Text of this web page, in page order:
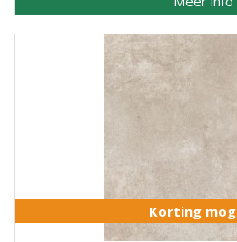
Korting